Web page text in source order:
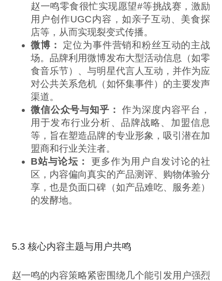
赵一鸣零食很忙实现愿望#等挑战赛，激励
用户创作UGC内容，如亲子互动、美食探
店等，从而实现裂变式传播。
微博：
定位为事件营销和粉丝互动的主战
场。品牌利用微博发布大型活动信息（如零
食音乐节）、与明星代言人互动，并作为应
对公共关系危机（如怀集事件）的主要发声
渠道。
微信公众号与知乎：
作为深度内容平台，
用于发布行业分析、品牌战略、加盟信息
等，旨在塑造品牌的专业形象，吸引潜在加
盟商和行业关注者。
B站与论坛：
更多作为用户自发讨论的社
区，内容偏向真实的产品测评、购物体验分
享，也是负面口碑（如产品难吃、服务差）
的发酵地。
5.3 核心内容主题与用户共鸣
赵一鸣的内容策略紧密围绕几个能引发用户强烈